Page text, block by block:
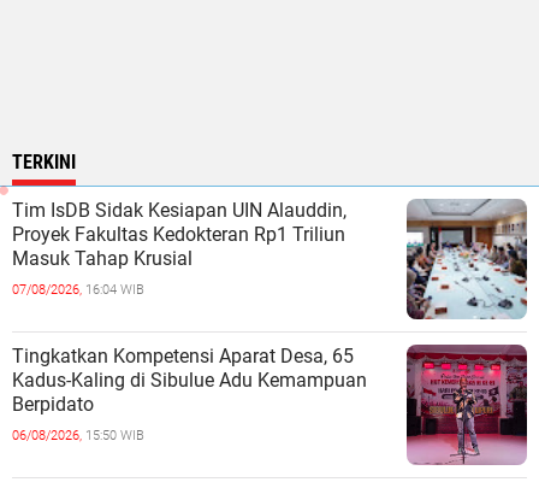
TERKINI
Tim IsDB Sidak Kesiapan UIN Alauddin,
Proyek Fakultas Kedokteran Rp1 Triliun
Masuk Tahap Krusial
07/08/2026, 16:04 WIB
Tingkatkan Kompetensi Aparat Desa, 65
Kadus-Kaling di Sibulue Adu Kemampuan
Berpidato
06/08/2026, 15:50 WIB